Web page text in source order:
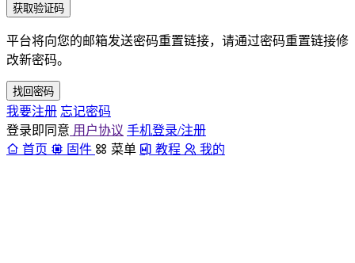
获取验证码
平台将向您的邮箱发送密码重置链接，请通过密码重置链接修
改新密码。
找回密码
我要注册 忘记密码
登录即同意 用户协议 手机登录/注册
首页
固件 菜单 教程 我的